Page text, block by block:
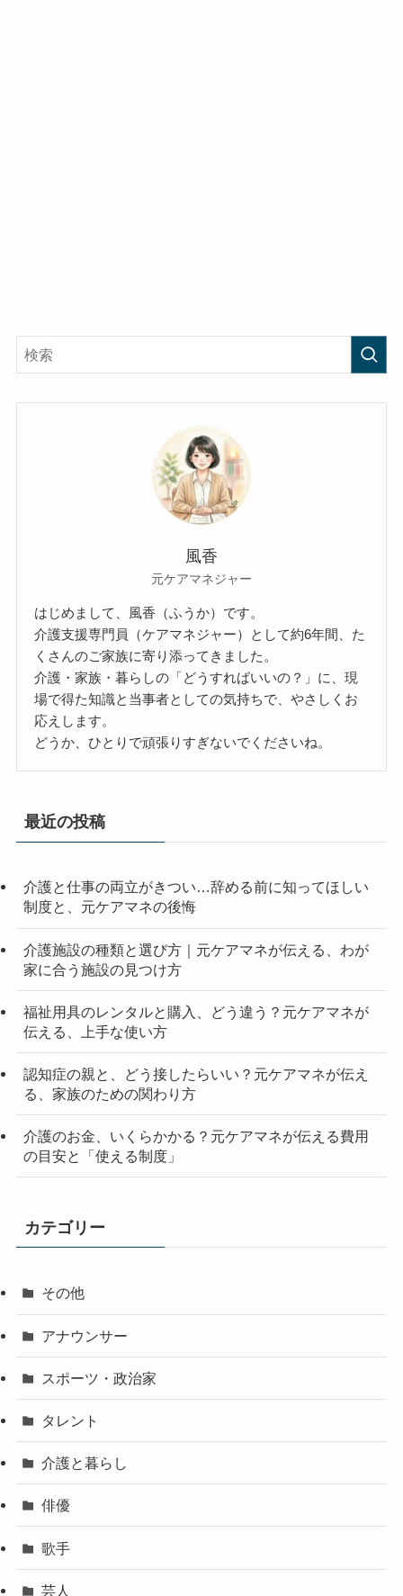
風香
元ケアマネジャー
はじめまして、風香（ふうか）です。
介護支援専門員（ケアマネジャー）として約6年間、た
くさんのご家族に寄り添ってきました。
介護・家族・暮らしの「どうすればいいの？」に、現
場で得た知識と当事者としての気持ちで、やさしくお
応えします。
どうか、ひとりで頑張りすぎないでくださいね。
最近の投稿
介護と仕事の両立がきつい…辞める前に知ってほしい
制度と、元ケアマネの後悔
介護施設の種類と選び方｜元ケアマネが伝える、わが
家に合う施設の見つけ方
福祉用具のレンタルと購入、どう違う？元ケアマネが
伝える、上手な使い方
認知症の親と、どう接したらいい？元ケアマネが伝え
る、家族のための関わり方
介護のお金、いくらかかる？元ケアマネが伝える費用
の目安と「使える制度」
カテゴリー
その他
アナウンサー
スポーツ・政治家
タレント
介護と暮らし
俳優
歌手
芸人